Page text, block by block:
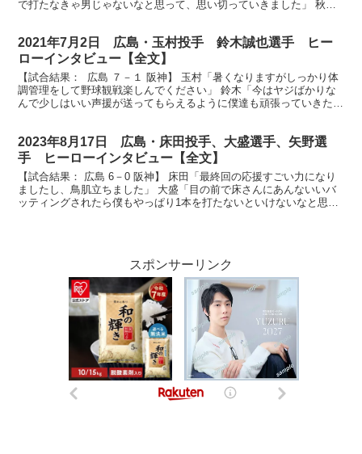
で打たなきゃ男じゃないなと思って、思い切っていきました」 秋山
2021年7月2日 広島・玉村投手 鈴木誠也選手 ヒー
ローインタビュー【全文】
【試合結果： 広島 ７－１ 阪神】 玉村「暑くなりますがしっかり体
調管理をして野球観戦楽しんでください」 鈴木「今はヤジばかりな
んで少しはいい声援が送ってもらえるように僕達も頑張っていきたい
2023年8月17日 広島・床田投手、大盛選手、矢野選
手 ヒーローインタビュー【全文】
【試合結果： 広島 6－0 阪神】 床田「最終回の応援すごい力になり
ましたし、鳥肌立ちました」 大盛「目の前で床さんにあんないいバ
ッティングされたら僕もやっぱり1本を打たないといけないなと思っ
スポンサーリンク